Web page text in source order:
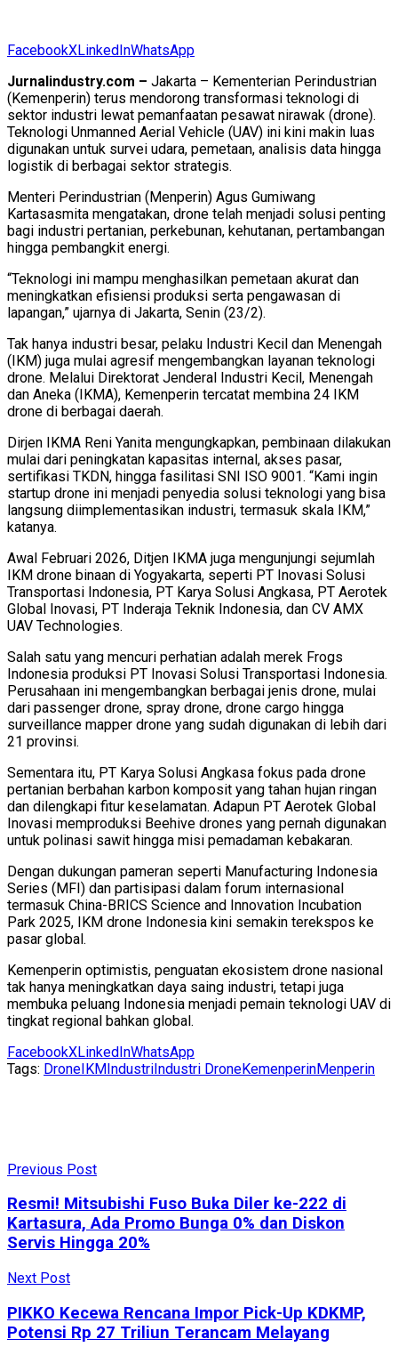
FacebookXLinkedInWhatsApp
Jurnalindustry.com – Jakarta – Kementerian Perindustrian
(Kemenperin) terus mendorong transformasi teknologi di
sektor industri lewat pemanfaatan pesawat nirawak (drone).
Teknologi Unmanned Aerial Vehicle (UAV) ini kini makin luas
digunakan untuk survei udara, pemetaan, analisis data hingga
logistik di berbagai sektor strategis.
Menteri Perindustrian (Menperin) Agus Gumiwang
Kartasasmita mengatakan, drone telah menjadi solusi penting
bagi industri pertanian, perkebunan, kehutanan, pertambangan
hingga pembangkit energi.
“Teknologi ini mampu menghasilkan pemetaan akurat dan
meningkatkan efisiensi produksi serta pengawasan di
lapangan,” ujarnya di Jakarta, Senin (23/2).
Tak hanya industri besar, pelaku Industri Kecil dan Menengah
(IKM) juga mulai agresif mengembangkan layanan teknologi
drone. Melalui Direktorat Jenderal Industri Kecil, Menengah
dan Aneka (IKMA), Kemenperin tercatat membina 24 IKM
drone di berbagai daerah.
Dirjen IKMA Reni Yanita mengungkapkan, pembinaan dilakukan
mulai dari peningkatan kapasitas internal, akses pasar,
sertifikasi TKDN, hingga fasilitasi SNI ISO 9001. “Kami ingin
startup drone ini menjadi penyedia solusi teknologi yang bisa
langsung diimplementasikan industri, termasuk skala IKM,”
katanya.
Awal Februari 2026, Ditjen IKMA juga mengunjungi sejumlah
IKM drone binaan di Yogyakarta, seperti PT Inovasi Solusi
Transportasi Indonesia, PT Karya Solusi Angkasa, PT Aerotek
Global Inovasi, PT Inderaja Teknik Indonesia, dan CV AMX
UAV Technologies.
Salah satu yang mencuri perhatian adalah merek Frogs
Indonesia produksi PT Inovasi Solusi Transportasi Indonesia.
Perusahaan ini mengembangkan berbagai jenis drone, mulai
dari passenger drone, spray drone, drone cargo hingga
surveillance mapper drone yang sudah digunakan di lebih dari
21 provinsi.
Sementara itu, PT Karya Solusi Angkasa fokus pada drone
pertanian berbahan karbon komposit yang tahan hujan ringan
dan dilengkapi fitur keselamatan. Adapun PT Aerotek Global
Inovasi memproduksi Beehive drones yang pernah digunakan
untuk polinasi sawit hingga misi pemadaman kebakaran.
Dengan dukungan pameran seperti Manufacturing Indonesia
Series (MFI) dan partisipasi dalam forum internasional
termasuk China-BRICS Science and Innovation Incubation
Park 2025, IKM drone Indonesia kini semakin terekspos ke
pasar global.
Kemenperin optimistis, penguatan ekosistem drone nasional
tak hanya meningkatkan daya saing industri, tetapi juga
membuka peluang Indonesia menjadi pemain teknologi UAV di
tingkat regional bahkan global.
FacebookXLinkedInWhatsApp
Tags: DroneIKMIndustriIndustri DroneKemenperinMenperin
Previous Post
Resmi! Mitsubishi Fuso Buka Diler ke-222 di
Kartasura, Ada Promo Bunga 0% dan Diskon
Servis Hingga 20%
Next Post
PIKKO Kecewa Rencana Impor Pick-Up KDKMP,
Potensi Rp 27 Triliun Terancam Melayang